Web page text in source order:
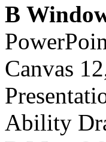
В
Canvas
Ability